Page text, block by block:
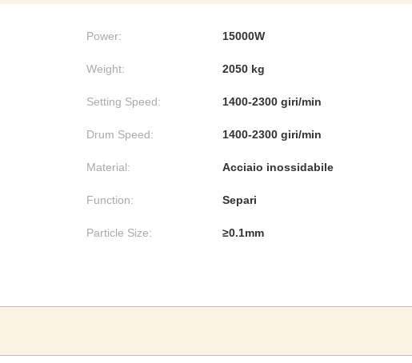
Power: 15000W
Weight: 2050 kg
Setting Speed: 1400-2300 giri/min
Drum Speed: 1400-2300 giri/min
Material: Acciaio inossidabile
Function: Separi
Particle Size: ≥0.1mm